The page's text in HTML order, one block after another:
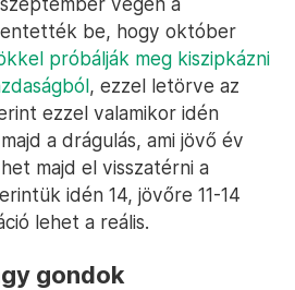
be, hogy október
próbálják meg kiszipkázni
, ezzel letörve az
ezzel valamikor idén
a drágulás, ami jövő év
majd el visszatérni a
idén 14, jövőre 11-14
lehet a reális.
gondok